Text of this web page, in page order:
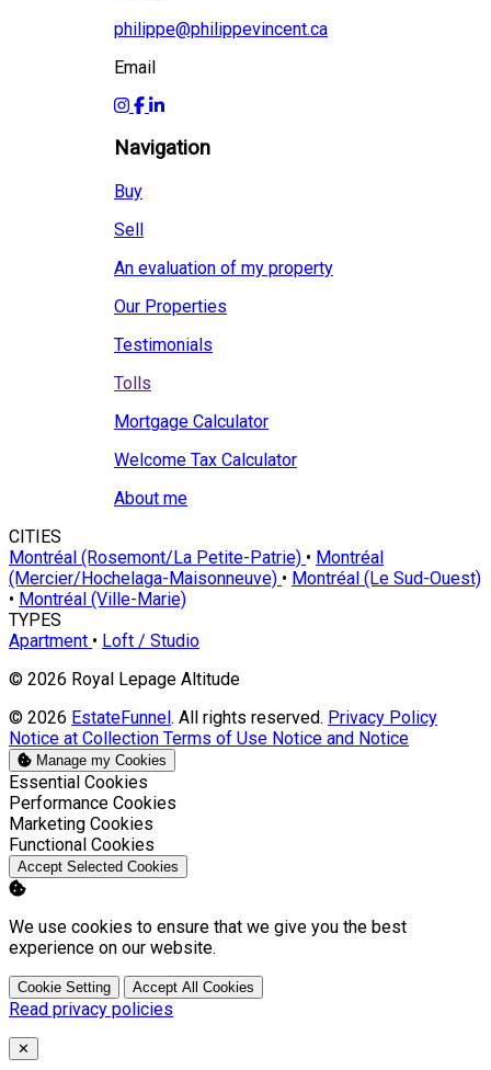
philippe@philippevincent.ca
Email
Navigation
Buy
Sell
An evaluation of my property
Our Properties
Testimonials
Tolls
Mortgage Calculator
Welcome Tax Calculator
About me
CITIES
Montréal (Rosemont/La Petite-Patrie) • Montréal
(Mercier/Hochelaga-Maisonneuve) • Montréal (Le Sud-Ouest)
• Montréal (Ville-Marie)
TYPES
Apartment • Loft / Studio
© 2026 Royal Lepage Altitude
© 2026 EstateFunnel. All rights reserved. Privacy Policy
Notice at Collection Terms of Use Notice and Notice
Manage my Cookies
Enable
Essential Cookies
Enable
Performance Cookies
Enable
Marketing Cookies
Enable
Functional Cookies
Accept Selected Cookies
We use cookies to ensure that we give you the best
experience on our website.
Cookie Setting Accept All Cookies
Read privacy policies
Close
✕